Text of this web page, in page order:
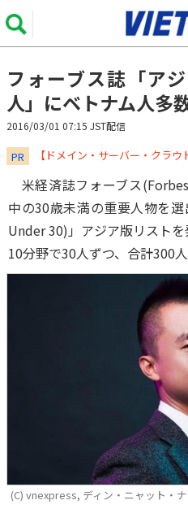
フォーブス誌「ア
人」にベトナム人多
2016/03/01 07:15 JST配信
PR 【ドメイン・サーバー・クラ
米経済誌フォーブス
中の30歳未満の重要人物を
Under 30)」アジア版リスト
10分野で30人ずつ、合計300
(C) vnexpress, ディン・ニャット・